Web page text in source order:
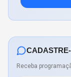
Receba